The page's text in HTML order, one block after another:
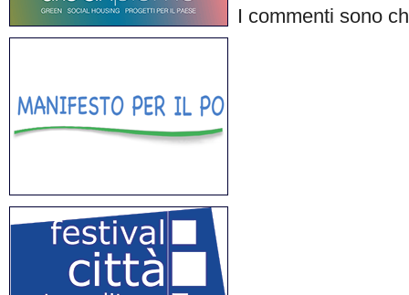
I commenti sono